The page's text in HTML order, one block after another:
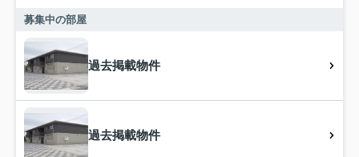
募集中の部屋
過去掲載物件
過去掲載物件